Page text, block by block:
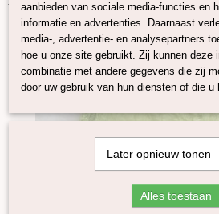
aanbieden van sociale media-functies en
informatie en advertenties. Daarnaast
media-, advertentie- en analysepartners
hoe u onze site gebruikt. Zij kunnen deze
combinatie met andere gegevens die zij
door uw gebruik van hun diensten of die u
Later opnieuw tonen
Alles toestaan